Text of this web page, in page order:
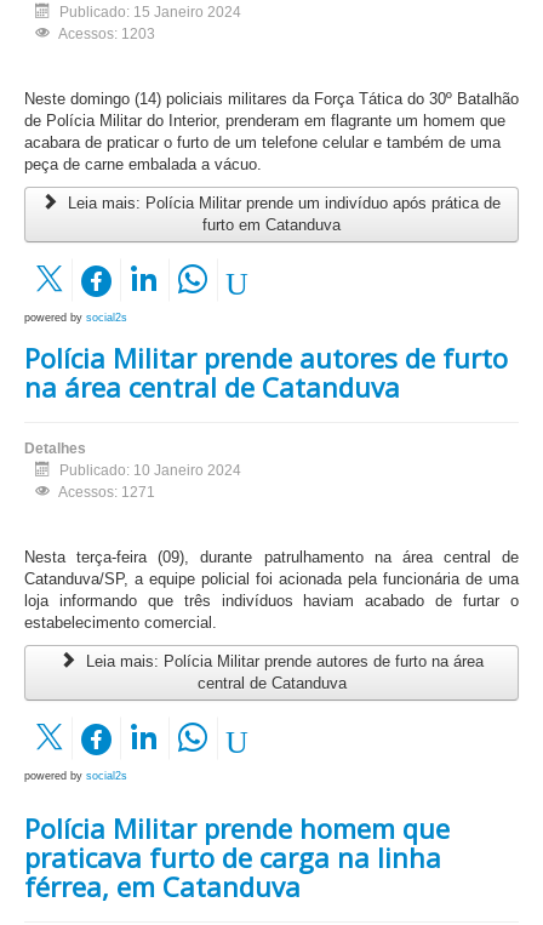
Publicado: 15 Janeiro 2024
Acessos: 1203
Neste domingo (14) policiais militares da Força Tática do 30º Batalhão
de Polícia Militar do Interior, prenderam em flagrante um homem que
acabara de praticar o furto de um telefone celular e também de uma
peça de carne embalada a vácuo.
Leia mais: Polícia Militar prende um indivíduo após prática de
furto em Catanduva
powered by social2s
Polícia Militar prende autores de furto
na área central de Catanduva
Detalhes
Publicado: 10 Janeiro 2024
Acessos: 1271
Nesta terça-feira (09), durante patrulhamento na área central de
Catanduva/SP, a equipe policial foi acionada pela funcionária de uma
loja informando que três indivíduos haviam acabado de furtar o
estabelecimento comercial.
Leia mais: Polícia Militar prende autores de furto na área
central de Catanduva
powered by social2s
Polícia Militar prende homem que
praticava furto de carga na linha
férrea, em Catanduva